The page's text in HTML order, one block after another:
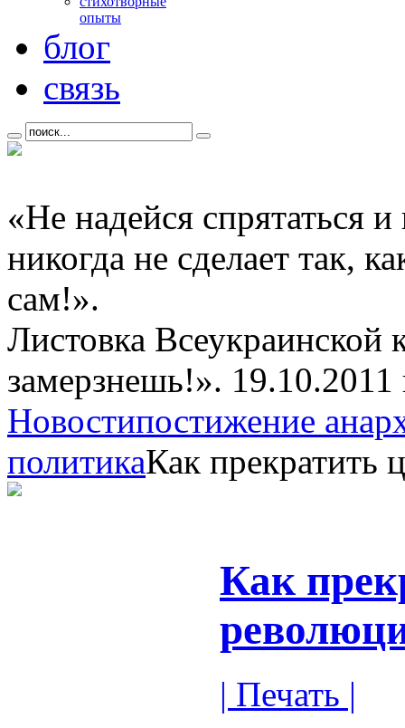
опыты
блог
связь
«Не надейся спрятаться
никогда не сделает так,
сам!».
Листовка Всеукраинской
замерзнешь!». 19.10.2011
Новостипостижение
политикаКак прекратить
Как
| Печать |